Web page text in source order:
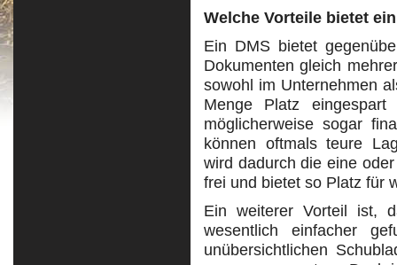
Welche Vorteile bietet
Ein DMS bietet
Dokumenten gleich
sowohl im Unternehmen
Menge Platz
möglicherweise sogar
können oftmals teure
wird dadurch die eine
frei und bietet so Platz für
Ein weiterer Vorteil ist,
wesentlich einfacher
unübersichtlichen